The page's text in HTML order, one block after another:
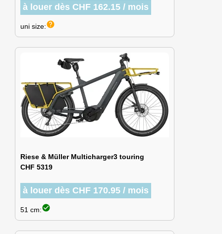
à louer dès CHF 162.15 / mois
uni size:help
Riese & Müller Multicharger3 touring
CHF 5319
à louer dès CHF 170.95 / mois
51 cm:check_circle